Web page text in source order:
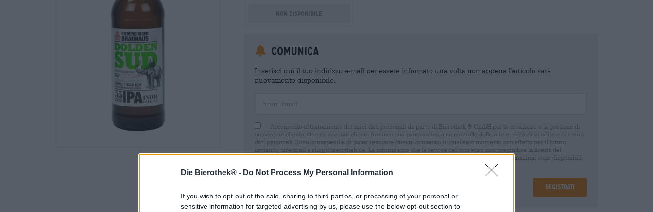
Die Bierothek® - Do Not Process My Personal Information
If you wish to opt-out of the sale, sharing to third parties, or processing of your personal or
sensitive information for targeted advertising by us, please use the below opt-out section to
Non disponibile
Comunica
Inserisci qui il tuo indirizzo e-mail per essere informato una volta non appena l'articolo sarà
nuovamente disponibile.
Acconsento al trattamento dei miei dati personali da parte di Bierothek ® GmbH per la creazione e la gestione di
un account cliente. Questo account cliente fornisce una panoramica e un controllo delle mie attività di vendita e dei miei
dati personali. Sono consapevole di poter revocare questo consenso in qualsiasi momento con effetto per il futuro
inviando un'e-mail a shop@bierothek.de. La informiamo che la revoca del consenso non pregiudica la liceità del
trattamento effettuato sulla base del suo consenso fino al momento della revoca. Ulteriori informazioni sono disponibili
Registrati